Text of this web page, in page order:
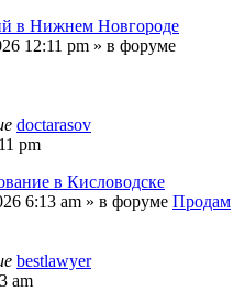
в Нижнем Новгороде
12:11 pm » в форуме
doctarasov
pm
в Кисловодске
6:13 am » в форуме Продам
bestlawyer
am